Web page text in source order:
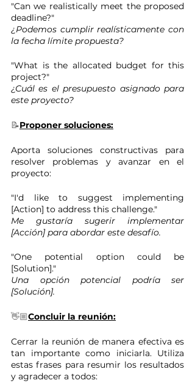
"Can we realistically meet the proposed
deadline?"
¿Podemos cumplir realísticamente con
la fecha límite propuesta?
"What is the allocated budget for this
project?"
¿Cuál es el presupuesto asignado para
este proyecto?
📝Proponer soluciones:
Aporta soluciones constructivas para
resolver problemas y avanzar en el
proyecto:
"I'd like to suggest implementing
[Action] to address this challenge."
Me gustaría sugerir implementar
[Acción] para abordar este desafío.
"One potential option could be
[Solution]."
Una opción potencial podría ser
[Solución].
👋🏼Concluir la reunión:
Cerrar la reunión de manera efectiva es
tan importante como iniciarla. Utiliza
estas frases para resumir los resultados
y agradecer a todos: